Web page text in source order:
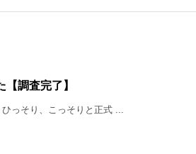
調査完了】
っそり、こっそりと正式 ...